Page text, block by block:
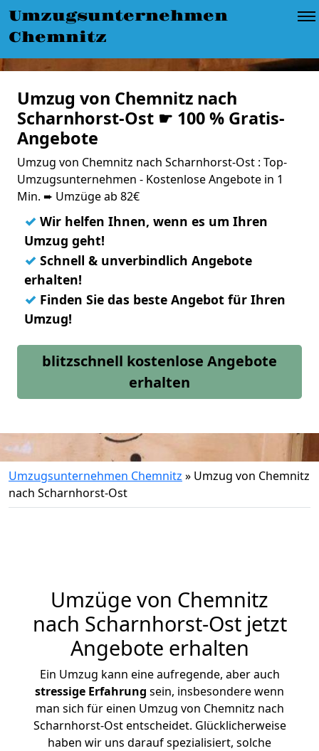
Umzugsunternehmen
Chemnitz
Umzug von Chemnitz nach
Scharnhorst-Ost ☛ 100 % Gratis-
Angebote
Umzug von Chemnitz nach Scharnhorst-Ost : Top-
Umzugsunternehmen - Kostenlose Angebote in 1
Min. ➨ Umzüge ab 82€
✓ Wir helfen Ihnen, wenn es um Ihren
Umzug geht!
✓ Schnell & unverbindlich Angebote
erhalten!
✓ Finden Sie das beste Angebot für Ihren
Umzug!
blitzschnell kostenlose Angebote
erhalten
Umzugsunternehmen Chemnitz » Umzug von Chemnitz
nach Scharnhorst-Ost
Umzüge von Chemnitz
nach Scharnhorst-Ost jetzt
Angebote erhalten
Ein Umzug kann eine aufregende, aber auch
stressige Erfahrung sein, insbesondere wenn
man sich für einen Umzug von Chemnitz nach
Scharnhorst-Ost entscheidet. Glücklicherweise
haben wir uns darauf spezialisiert, solche